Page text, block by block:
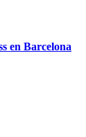
en Barcelona